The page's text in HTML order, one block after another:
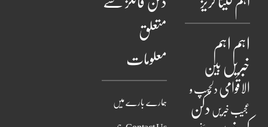
اہم اہم
خبریں بین
الاقوامی دلچسپ و
عجیب خبریں دکن
متعلق
معلومات
ہمارے بارے میں